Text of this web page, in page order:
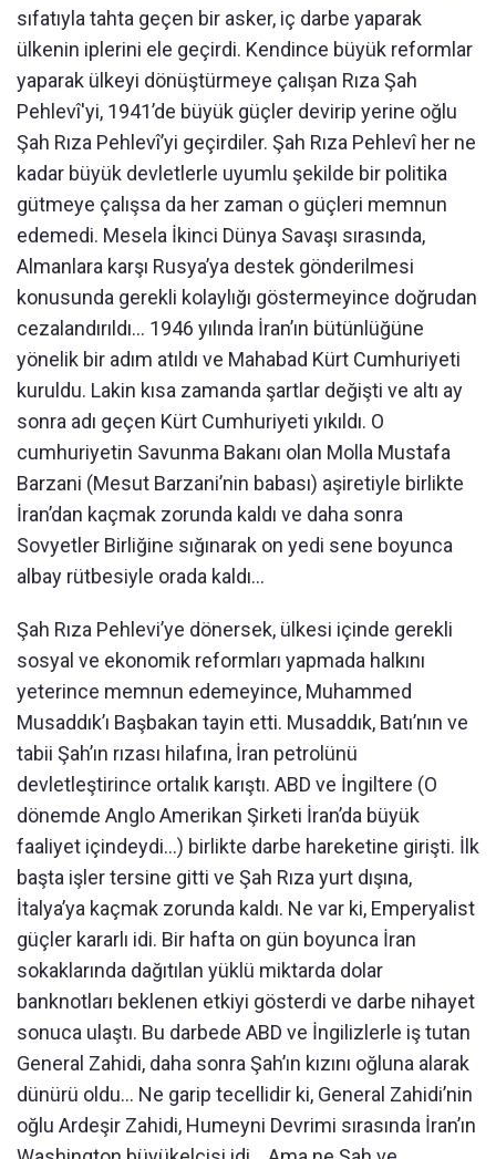
sıfatıyla tahta geçen bir asker, iç darbe yaparak
ülkenin iplerini ele geçirdi. Kendince büyük reformlar
yaparak ülkeyi dönüştürmeye çalışan Rıza Şah
Pehlevî'yi, 1941’de büyük güçler devirip yerine oğlu
Şah Rıza Pehlevî’yi geçirdiler. Şah Rıza Pehlevî her ne
kadar büyük devletlerle uyumlu şekilde bir politika
gütmeye çalışsa da her zaman o güçleri memnun
edemedi. Mesela İkinci Dünya Savaşı sırasında,
Almanlara karşı Rusya’ya destek gönderilmesi
konusunda gerekli kolaylığı göstermeyince doğrudan
cezalandırıldı… 1946 yılında İran’ın bütünlüğüne
yönelik bir adım atıldı ve Mahabad Kürt Cumhuriyeti
kuruldu. Lakin kısa zamanda şartlar değişti ve altı ay
sonra adı geçen Kürt Cumhuriyeti yıkıldı. O
cumhuriyetin Savunma Bakanı olan Molla Mustafa
Barzani (Mesut Barzani’nin babası) aşiretiyle birlikte
İran’dan kaçmak zorunda kaldı ve daha sonra
Sovyetler Birliğine sığınarak on yedi sene boyunca
albay rütbesiyle orada kaldı...
Şah Rıza Pehlevi’ye dönersek, ülkesi içinde gerekli
sosyal ve ekonomik reformları yapmada halkını
yeterince memnun edemeyince, Muhammed
Musaddık’ı Başbakan tayin etti. Musaddık, Batı’nın ve
tabii Şah’ın rızası hilafına, İran petrolünü
devletleştirince ortalık karıştı. ABD ve İngiltere (O
dönemde Anglo Amerikan Şirketi İran’da büyük
faaliyet içindeydi…) birlikte darbe hareketine girişti. İlk
başta işler tersine gitti ve Şah Rıza yurt dışına,
İtalya’ya kaçmak zorunda kaldı. Ne var ki, Emperyalist
güçler kararlı idi. Bir hafta on gün boyunca İran
sokaklarında dağıtılan yüklü miktarda dolar
banknotları beklenen etkiyi gösterdi ve darbe nihayet
sonuca ulaştı. Bu darbede ABD ve İngilizlerle iş tutan
General Zahidi, daha sonra Şah’ın kızını oğluna alarak
dünürü oldu… Ne garip tecellidir ki, General Zahidi’nin
oğlu Ardeşir Zahidi, Humeyni Devrimi sırasında İran’ın